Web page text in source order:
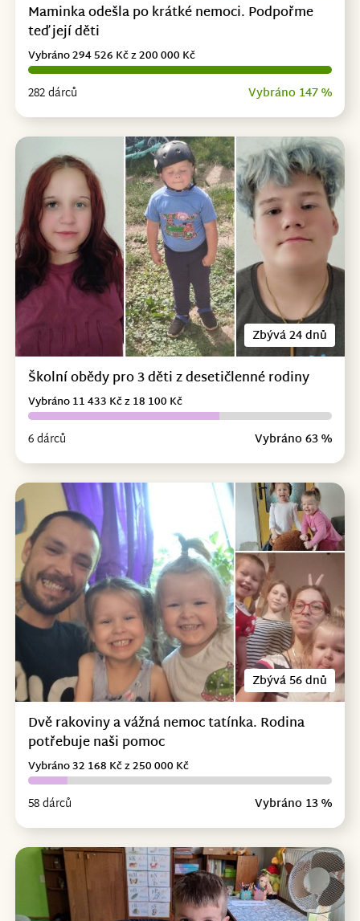
Maminka odešla po krátké nemoci. Podpořme
teď její děti
282 dárců Vybráno 147 %
Vybráno 294 526 Kč z 200 000 Kč
Zbývá 24 dnů
Školní obědy pro 3 děti z desetičlenné rodiny
6 dárců Vybráno 63 %
Vybráno 11 433 Kč z 18 100 Kč
Zbývá 56 dnů
Dvě rakoviny a vážná nemoc tatínka. Rodina
potřebuje naši pomoc
58 dárců Vybráno 13 %
Vybráno 32 168 Kč z 250 000 Kč